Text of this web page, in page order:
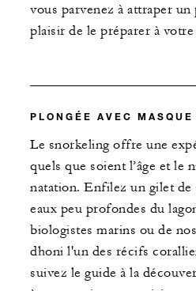
vous parvenez à attraper
plaisir de le préparer à
PLONGÉE AVEC
Le snorkeling offre une
quels que soient l’âge et le
natation. Enfilez un gilet de
eaux peu profondes du
biologistes marins ou de
dhoni l'un des récifs
suivez le guide à la